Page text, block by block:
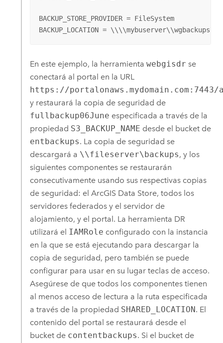
BACKUP_STORE_PROVIDER = FileSystem
BACKUP_LOCATION =
En este ejemplo, la herramienta webgisdr se
conectará al portal en la URL
https://
y restaurará la copia de seguridad de
fullbackup06June especificada a través de la
propiedad S3_BACKUP_NAME desde el bucket de
entbackups. La copia de seguridad se
descargará a \\fileserver\backups, y los
siguientes componentes se restaurarán
consecutivamente usando sus respectivas copias
de seguridad: el ArcGIS Data Store, todos los
servidores federados y el servidor de
alojamiento, y el portal. La herramienta DR
utilizará el IAMRole configurado con la instancia
en la que se está ejecutando para descargar la
copia de seguridad, pero también se puede
configurar para usar en su lugar teclas de acceso.
Asegúrese de que todos los componentes tienen
al menos acceso de lectura a la ruta especificada
a través de la propiedad SHARED_LOCATION . El
contenido del portal se restaurará desde el
bucket de contentbackups. Si el bucket de